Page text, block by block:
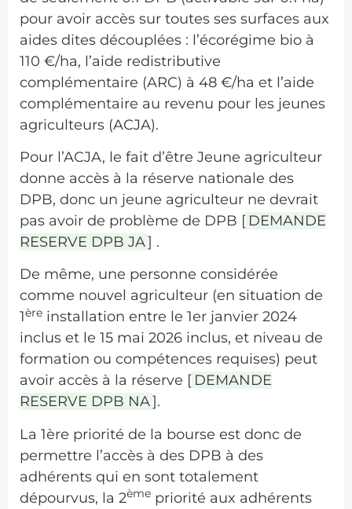
pour avoir accès sur toutes ses surfaces aux
aides dites découplées : l’écorégime bio à
110 €/ha, l’aide redistributive
complémentaire (ARC) à 48 €/ha et l’aide
complémentaire au revenu pour les jeunes
agriculteurs (ACJA).
Pour l’ACJA, le fait d’être Jeune agriculteur
donne accès à la réserve nationale des
DPB, donc un jeune agriculteur ne devrait
pas avoir de problème de DPB [ DEMANDE
RESERVE DPB JA] .
De même, une personne considérée
comme nouvel agriculteur (en situation de
1ère installation entre le 1er janvier 2024
inclus et le 15 mai 2026 inclus, et niveau de
formation ou compétences requises) peut
avoir accès à la réserve [ DEMANDE
RESERVE DPB NA].
La 1ère priorité de la bourse est donc de
permettre l’accès à des DPB à des
adhérents qui en sont totalement
dépourvus, la 2ème priorité aux adhérents